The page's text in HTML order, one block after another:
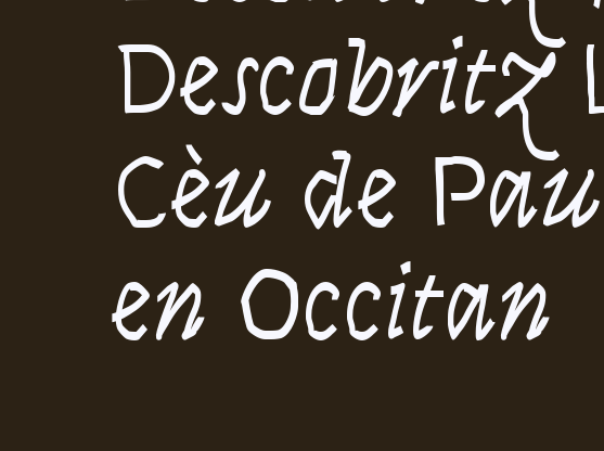
Descobritz
Cèu de Pau
en Occitan